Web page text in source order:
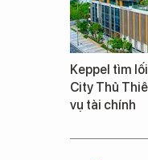
Keppel tìm
City Thủ
vụ tài chính